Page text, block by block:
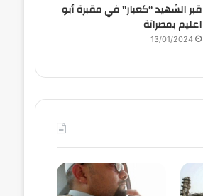
قبر الشهيد “كعبار” في مقبرة أبو
اعليم بمصراتة
13/01/2024